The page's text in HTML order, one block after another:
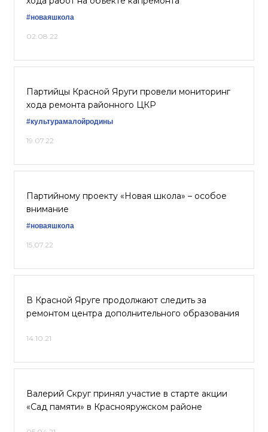
#новаяшкола
02.08.22
Партийцы Красной Яруги провели мониторинг
хода ремонта районного ЦКР
#культурамалойродины
19.07.22
Партийному проекту «Новая школа» – особое
внимание
#новаяшкола
15.07.22
В Красной Яруге продолжают следить за
ремонтом центра дополнительного образования
14.10.21
Валерий Скруг принял участие в старте акции
«Сад памяти» в Краснояружском районе